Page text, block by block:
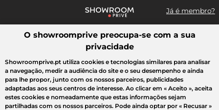
Já é membro?
Pesquisar uma marca, um artigo, uma venda...
Todas as vendas Moda Desporto Casa Criança Beleza
O showroomprive preocupa-se com a sua
privacidade
Showroomprive.pt utiliza cookies e tecnologias similares para analisar
a navegação, medir a audiência do site e o seu desempenho e ainda
para lhe propor, junto com os nossos parceiros, publicidades
adaptadas aos seus centros de interesse. Ao clicar em « Aceito », aceita
estes cookies e nomeadamente que estas informações sejam
partilhadas com os nossos parceiros. Pode ainda optar por « Recusar »